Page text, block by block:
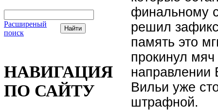
Расширеный
поиск
НАВИГАЦИЯ
ПО САЙТУ
финальному
решил
память это
прокинул мяч
направлении
Вильи уже
штрафной.